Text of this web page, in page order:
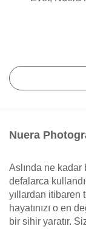
Nuera
Aslında ne
defalarca
yıllardan itibaren
hayatınızı o en
bir sihir yaratır.